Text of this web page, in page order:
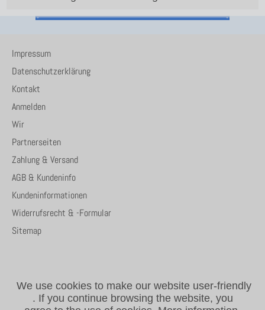
Impressum
Datenschutzerklärung
Kontakt
Anmelden
Wir
Partnerseiten
Zahlung & Versand
AGB & Kundeninfo
Kundeninformationen
Widerrufsrecht & -Formular
Sitemap
We use cookies to make our website user-friendly
. If you continue browsing the website, you